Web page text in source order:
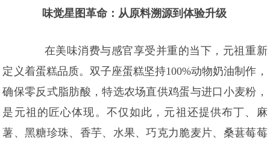
味觉星图革命：从原料溯源到体验升级
在美味消费与感官享受并重的当下，元祖重新
定义着蛋糕品质。双子座蛋糕坚持100%动物奶油制作，
确保零反式脂肪酸，特选农场直供鸡蛋与进口小麦粉，
是元祖的匠心体现。不仅如此，元祖还提供布丁、麻
薯、黑糖珍珠、香芋、水果、巧克力脆麦片、桑葚莓莓